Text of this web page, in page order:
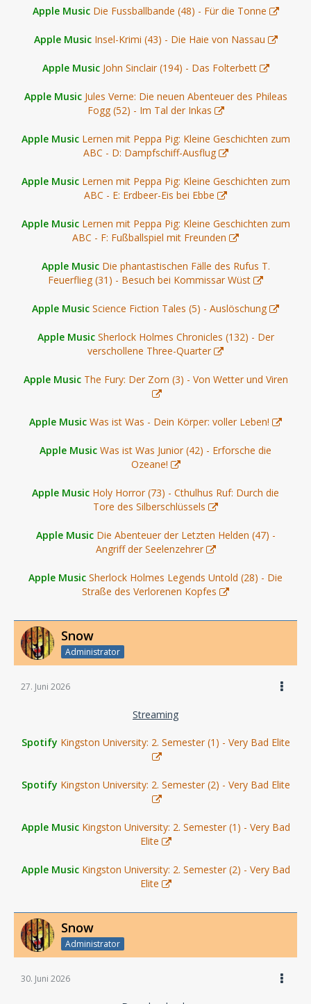
Apple Music Die Fussballbande (48) - Für die Tonne
Apple Music Insel-Krimi (43) - Die Haie von Nassau
Apple Music John Sinclair (194) - Das Folterbett
Apple Music Jules Verne: Die neuen Abenteuer des Phileas
Fogg (52) - Im Tal der Inkas
Apple Music Lernen mit Peppa Pig: Kleine Geschichten zum
ABC - D: Dampfschiff-Ausflug
Apple Music Lernen mit Peppa Pig: Kleine Geschichten zum
ABC - E: Erdbeer-Eis bei Ebbe
Apple Music Lernen mit Peppa Pig: Kleine Geschichten zum
ABC - F: Fußballspiel mit Freunden
Apple Music Die phantastischen Fälle des Rufus T.
Feuerflieg (31) - Besuch bei Kommissar Wüst
Apple Music Science Fiction Tales (5) - Auslöschung
Apple Music Sherlock Holmes Chronicles (132) - Der
verschollene Three-Quarter
Apple Music The Fury: Der Zorn (3) - Von Wetter und Viren
Apple Music Was ist Was - Dein Körper: voller Leben!
Apple Music Was ist Was Junior (42) - Erforsche die
Ozeane!
Apple Music Holy Horror (73) - Cthulhus Ruf: Durch die
Tore des Silberschlüssels
Apple Music Die Abenteuer der Letzten Helden (47) -
Angriff der Seelenzehrer
Apple Music Sherlock Holmes Legends Untold (28) - Die
Straße des Verlorenen Kopfes
Snow
Administrator
27. Juni 2026
Streaming
Spotify Kingston University: 2. Semester (1) - Very Bad Elite
Spotify Kingston University: 2. Semester (2) - Very Bad Elite
Apple Music Kingston University: 2. Semester (1) - Very Bad
Elite
Apple Music Kingston University: 2. Semester (2) - Very Bad
Elite
Snow
Administrator
30. Juni 2026